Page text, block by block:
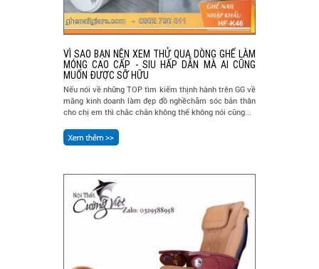
VÌ SAO BẠN NÊN XEM THỬ QUA DÒNG GHẾ LÀM
MÓNG CAO CẤP - SIU HẤP DẪN MÀ AI CŨNG
MUỐN ĐƯỢC SỠ HỮU
Nếu nói về những TOP tìm kiếm thịnh hành trên GG về
mãng kinh doanh làm đẹp đồ nghềchăm sóc bản thân
cho chị em thì chắc chắn không thể không nói cũng...